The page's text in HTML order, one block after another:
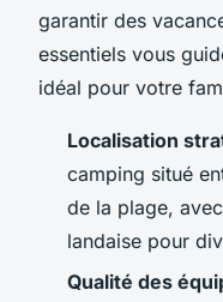
garantir des
essentiels vous
idéal pour votre
Localisation
camping situé
de la plage,
landaise pour
Qualité des